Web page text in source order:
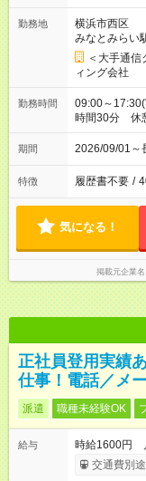
勤務地
横浜市西区
みなとみらい
＜大手通
ィング会社
勤務時間
09:00～
時間30分 休
間) ※9:00～
す！）
期間 2026/09/01
特徴 履歴書不要 /
気になる！
掲載元企業名
正社員登用実績
仕事！電話／メ
派遣 職種未経験OK
給与
時給1600円
交通費別